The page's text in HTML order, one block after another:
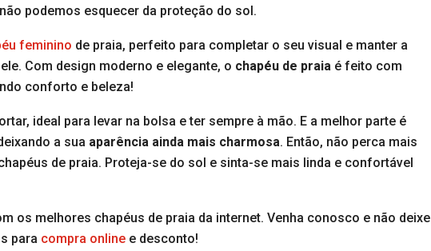
podemos esquecer da proteção do sol.
feminino de praia, perfeito para completar o seu visual e manter a
Com design moderno e elegante, o chapéu de praia é feito com
conforto e beleza!
ideal para levar na bolsa e ter sempre à mão. E a melhor parte é
a sua aparência ainda mais charmosa. Então, não perca mais
de praia. Proteja-se do sol e sinta-se mais linda e confortável
os melhores chapéus de praia da internet. Venha conosco e não deixe
para compra online e desconto!